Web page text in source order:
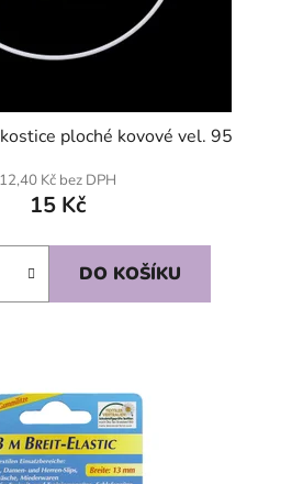
ploché kovové vel. 95
12,40 Kč bez DPH
15 Kč
DO KOŠÍKU